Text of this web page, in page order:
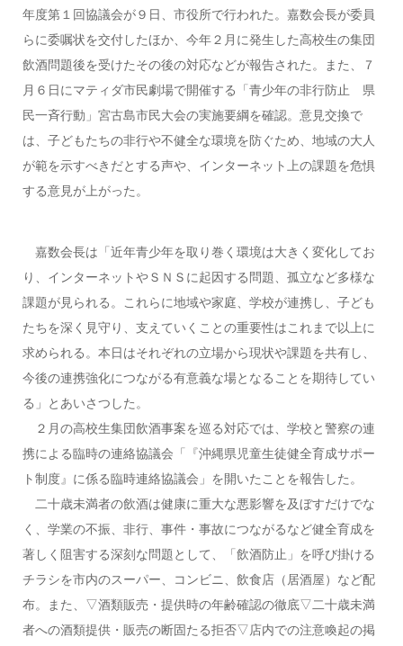
年度第１回協議会が９日、市役所で行われた。嘉数会長が委員
らに委嘱状を交付したほか、今年２月に発生した高校生の集団
飲酒問題後を受けたその後の対応などが報告された。また、７
月６日にマティダ市民劇場で開催する「青少年の非行防止 県
民一斉行動」宮古島市民大会の実施要綱を確認。意見交換で
は、子どもたちの非行や不健全な環境を防ぐため、地域の大人
が範を示すべきだとする声や、インターネット上の課題を危惧
する意見が上がった。
嘉数会長は「近年青少年を取り巻く環境は大きく変化してお
り、インターネットやＳＮＳに起因する問題、孤立など多様な
課題が見られる。これらに地域や家庭、学校が連携し、子ども
たちを深く見守り、支えていくことの重要性はこれまで以上に
求められる。本日はそれぞれの立場から現状や課題を共有し、
今後の連携強化につながる有意義な場となることを期待してい
る」とあいさつした。
２月の高校生集団飲酒事案を巡る対応では、学校と警察の連
携による臨時の連絡協議会「『沖縄県児童生徒健全育成サポー
ト制度』に係る臨時連絡協議会」を開いたことを報告した。
二十歳未満者の飲酒は健康に重大な悪影響を及ぼすだけでな
く、学業の不振、非行、事件・事故につながるなど健全育成を
著しく阻害する深刻な問題として、「飲酒防止」を呼び掛ける
チラシを市内のスーパー、コンビニ、飲食店（居酒屋）など配
布。また、▽酒類販売・提供時の年齢確認の徹底▽二十歳未満
者への酒類提供・販売の断固たる拒否▽店内での注意喚起の掲